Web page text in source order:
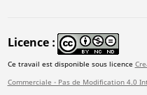
Licence
Ce travail est disponible sous licence
Commerciale - Pas de Modification 4.0